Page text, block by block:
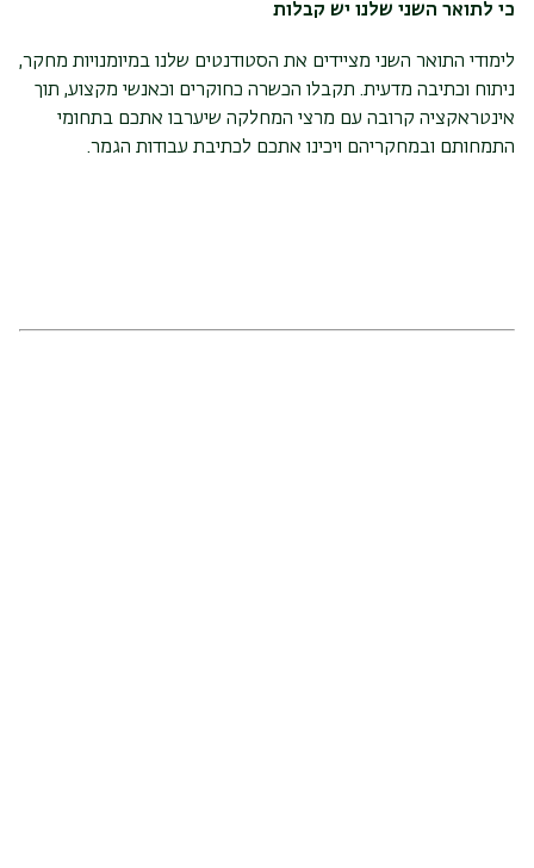
כי לתואר השני שלנו יש קבלות
לימודי התואר השני מציידים את הסטודנטים שלנו במיומנויות מחקר,
ניתוח וכתיבה מדעית. תקבלו הכשרה כחוקרים וכאנשי מקצוע, תוך
אינטראקציה קרובה עם מרצי המחלקה שיערבו אתכם בתחומי
התמחותם ובמחקריהם ויכינו אתכם לכתיבת עבודות הגמר.